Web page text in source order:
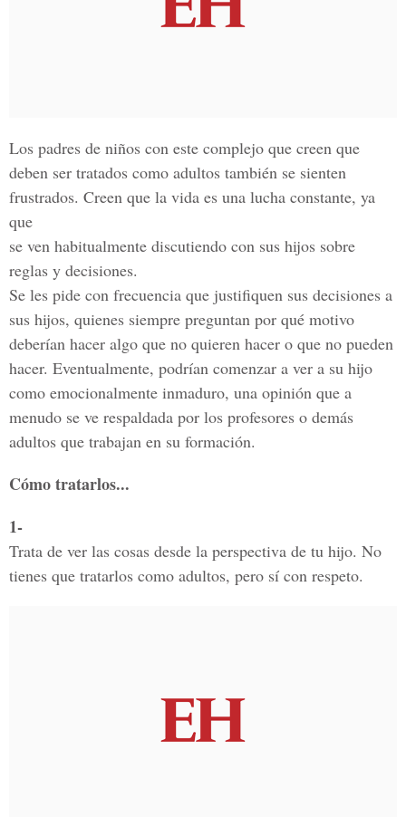
Los padres de niños con este complejo que creen que
deben ser tratados como adultos también se sienten
frustrados. Creen que la vida es una lucha constante, ya
que
se ven habitualmente discutiendo con sus hijos sobre
reglas y decisiones.
Se les pide con frecuencia que justifiquen sus decisiones a
sus hijos, quienes siempre preguntan por qué motivo
deberían hacer algo que no quieren hacer o que no pueden
hacer. Eventualmente, podrían comenzar a ver a su hijo
como emocionalmente inmaduro, una opinión que a
menudo se ve respaldada por los profesores o demás
adultos que trabajan en su formación.
Cómo tratarlos...
1-
Trata de ver las cosas desde la perspectiva de tu hijo. No
tienes que tratarlos como adultos, pero sí con respeto.